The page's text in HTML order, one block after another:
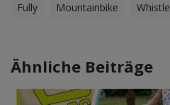
Fully
Mountainbike Whistle
Ähnliche Beiträge